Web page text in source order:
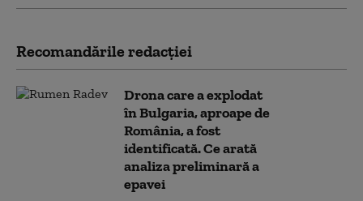
Recomandările redacţiei
Drona care a explodat
în Bulgaria, aproape de
România, a fost
identificată. Ce arată
analiza preliminară a
epavei